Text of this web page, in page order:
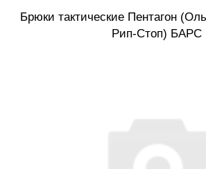
Брюки тактические Пентагон
Рип-Стоп) БАРС